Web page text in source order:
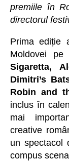
premiile în
directorul
Prima ediție
Moldovei pe
Sigaretta,
Dimitri’s
Robin and
inclus în
mai
creative
un spectacol
compus